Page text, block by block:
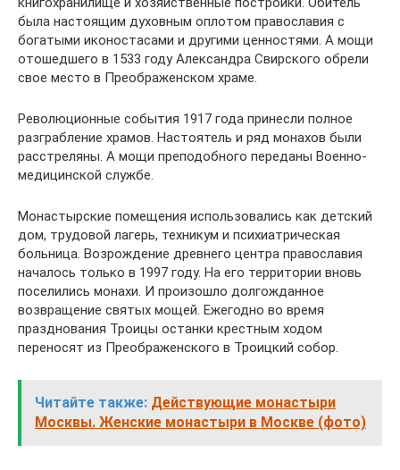
была настоящим духовным оплотом православия с
богатыми иконостасами и другими ценностями. А мощи
отошедшего в 1533 году Александра Свирского обрели
свое место в Преображенском храме.
Революционные события 1917 года принесли полное
разграбление храмов. Настоятель и ряд монахов были
расстреляны. А мощи преподобного переданы Военно-
медицинской службе.
Монастырские помещения использовались как детский
дом, трудовой лагерь, техникум и психиатрическая
больница. Возрождение древнего центра православия
началось только в 1997 году. На его территории вновь
поселились монахи. И произошло долгожданное
возвращение святых мощей. Ежегодно во время
празднования Троицы останки крестным ходом
переносят из Преображенского в Троицкий собор.
Читайте также: Действующие монастыри
Москвы. Женские монастыри в Москве (фото)